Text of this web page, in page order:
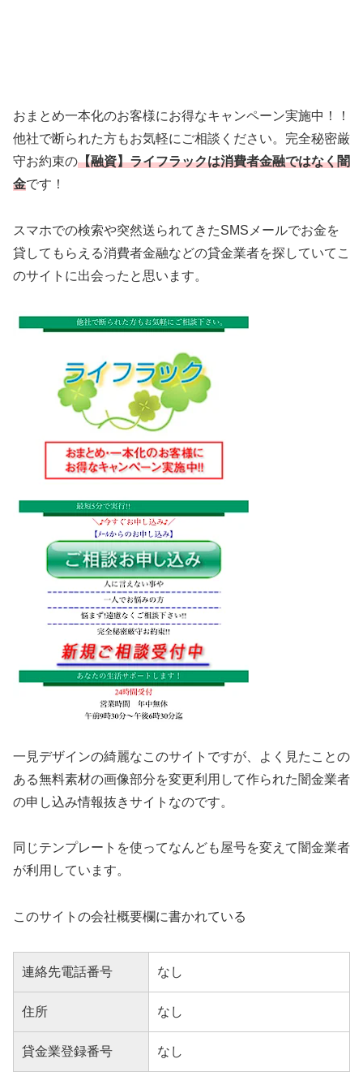
おまとめ一本化のお客様にお得なキャンペーン実施中！！
他社で断られた方もお気軽にご相談ください。完全秘密厳
守お約束の【融資】ライフラックは消費者金融ではなく闇
金です！
スマホでの検索や突然送られてきたSMSメールでお金を
貸してもらえる消費者金融などの貸金業者を探していてこ
のサイトに出会ったと思います。
一見デザインの綺麗なこのサイトですが、よく見たことの
ある無料素材の画像部分を変更利用して作られた闇金業者
の申し込み情報抜きサイトなのです。
同じテンプレートを使ってなんども屋号を変えて闇金業者
が利用しています。
このサイトの会社概要欄に書かれている
連絡先電話番号 なし
住所 なし
貸金業登録番号 なし